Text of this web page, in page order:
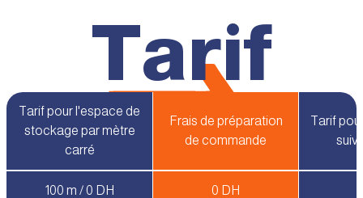
Tarif
Tarif pour l'espace de
stockage par mètre
carré
Frais de préparation
de commande
Tarif
100 m / 0 DH 0 DH